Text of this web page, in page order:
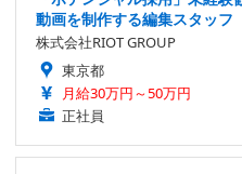
動画を制作する編集スタッフ
株式会社RIOT GROUP
東京都
月給30万円～50万円
正社員